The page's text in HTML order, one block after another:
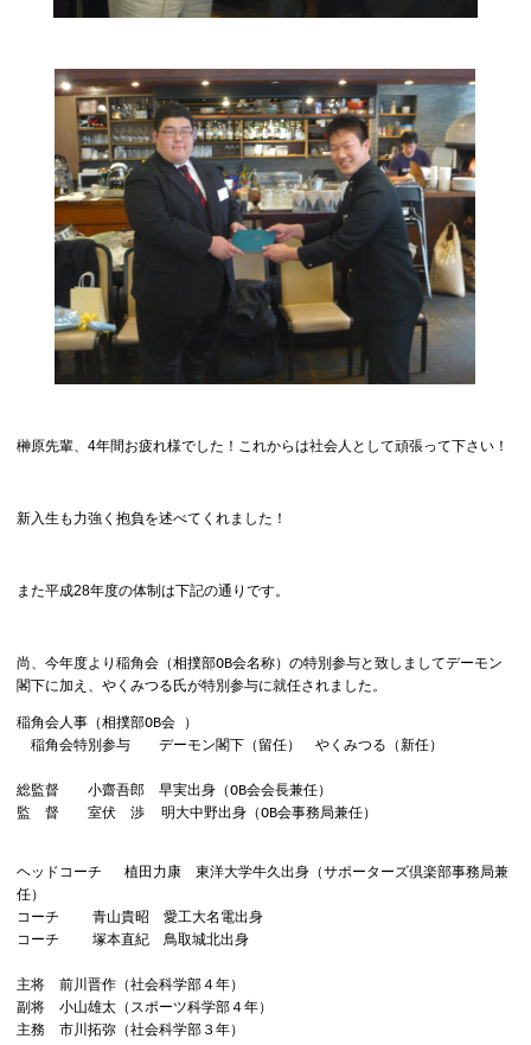
榊原先輩、4年間お疲れ様でした！これからは社会人として頑張って下さい！
新入生も力強く抱負を述べてくれました！
また平成28年度の体制は下記の通りです。
尚、今年度より稲角会（相撲部OB会名称）の特別参与と致しましてデーモン
閣下に加え、やくみつる氏が特別参与に就任されました。
稲角会人事（相撲部OB会 ）
稲角会特別参与 デーモン閣下（留任） やくみつる（新任）
総監督 小齋吾郎 早実出身（OB会会長兼任）
監 督 室伏 渉 明大中野出身（OB会事務局兼任）
ヘッドコーチ 植田力康 東洋大学牛久出身（サポーターズ倶楽部事務局兼
任）
コーチ 青山貴昭 愛工大名電出身
コーチ 塚本直紀 鳥取城北出身
主将 前川晋作（社会科学部４年）
副将 小山雄太（スポーツ科学部４年）
主務 市川拓弥（社会科学部３年）